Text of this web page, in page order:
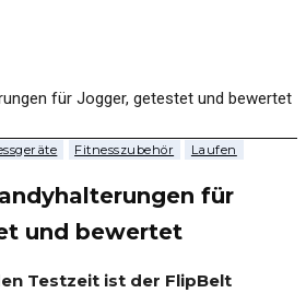
für Jogger, getestet und bewertet
Fitnesszubehör Laufen
für
und bewertet
Testzeit ist der FlipBelt